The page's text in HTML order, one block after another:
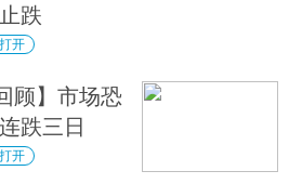
跌
开
顾】市场恐
跌三日
开